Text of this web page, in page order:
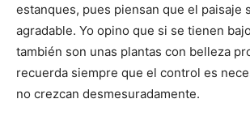
estanques, pues piensan que el paisaje
agradable. Yo opino que si se tienen
también son unas plantas con belleza
recuerda siempre que el control es
no crezcan desmesuradamente.